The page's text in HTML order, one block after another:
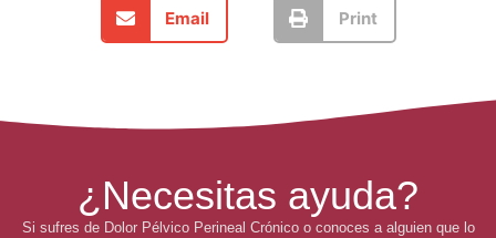
Email Print
¿Necesitas ayuda?
Si sufres de Dolor Pélvico Perineal Crónico o conoces a alguien que lo